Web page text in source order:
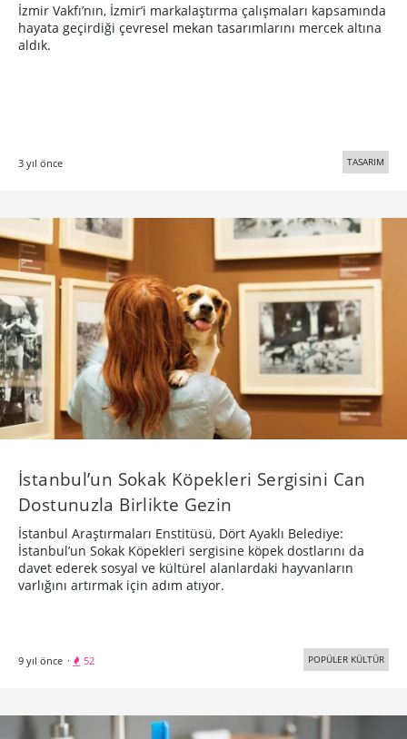
İzmir Vakfı’nın, İzmir’i markalaştırma çalışmaları kapsamında
hayata geçirdiği çevresel mekan tasarımlarını mercek altına
aldık.
3 yıl önce TASARIM
İstanbul’un Sokak Köpekleri Sergisini Can
Dostunuzla Birlikte Gezin
İstanbul Araştırmaları Enstitüsü, Dört Ayaklı Belediye:
İstanbul’un Sokak Köpekleri sergisine köpek dostlarını da
davet ederek sosyal ve kültürel alanlardaki hayvanların
varlığını artırmak için adım atıyor.
9 yıl önce · 52 POPÜLER KÜLTÜR